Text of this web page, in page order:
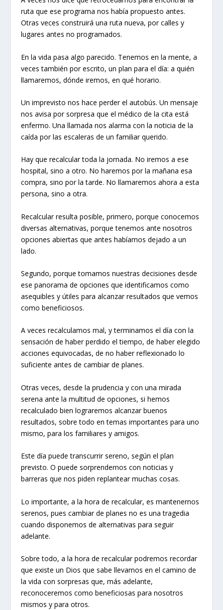
ruta que ese programa nos había propuesto antes.
Otras veces construirá una ruta nueva, por calles y
lugares antes no programados.
En la vida pasa algo parecido. Tenemos en la mente, a
veces también por escrito, un plan para el día: a quién
llamaremos, dónde iremos, en qué horario.
Un imprevisto nos hace perder el autobús. Un mensaje
nos avisa por sorpresa que el médico de la cita está
enfermo. Una llamada nos alarma con la noticia de la
caída por las escaleras de un familiar querido.
Hay que recalcular toda la jornada. No iremos a ese
hospital, sino a otro. No haremos por la mañana esa
compra, sino por la tarde. No llamaremos ahora a esta
persona, sino a otra.
Recalcular resulta posible, primero, porque conocemos
diversas alternativas, porque tenemos ante nosotros
opciones abiertas que antes habíamos dejado a un
lado.
Segundo, porque tomamos nuestras decisiones desde
ese panorama de opciones que identificamos como
asequibles y útiles para alcanzar resultados que vemos
como beneficiosos.
A veces recalculamos mal, y terminamos el día con la
sensación de haber perdido el tiempo, de haber elegido
acciones equivocadas, de no haber reflexionado lo
suficiente antes de cambiar de planes.
Otras veces, desde la prudencia y con una mirada
serena ante la multitud de opciones, si hemos
recalculado bien lograremos alcanzar buenos
resultados, sobre todo en temas importantes para uno
mismo, para los familiares y amigos.
Este día puede transcurrir sereno, según el plan
previsto. O puede sorprendernos con noticias y
barreras que nos piden replantear muchas cosas.
Lo importante, a la hora de recalcular, es mantenernos
serenos, pues cambiar de planes no es una tragedia
cuando disponemos de alternativas para seguir
adelante.
Sobre todo, a la hora de recalcular podremos recordar
que existe un Dios que sabe llevarnos en el camino de
la vida con sorpresas que, más adelante,
reconoceremos como beneficiosas para nosotros
mismos y para otros.